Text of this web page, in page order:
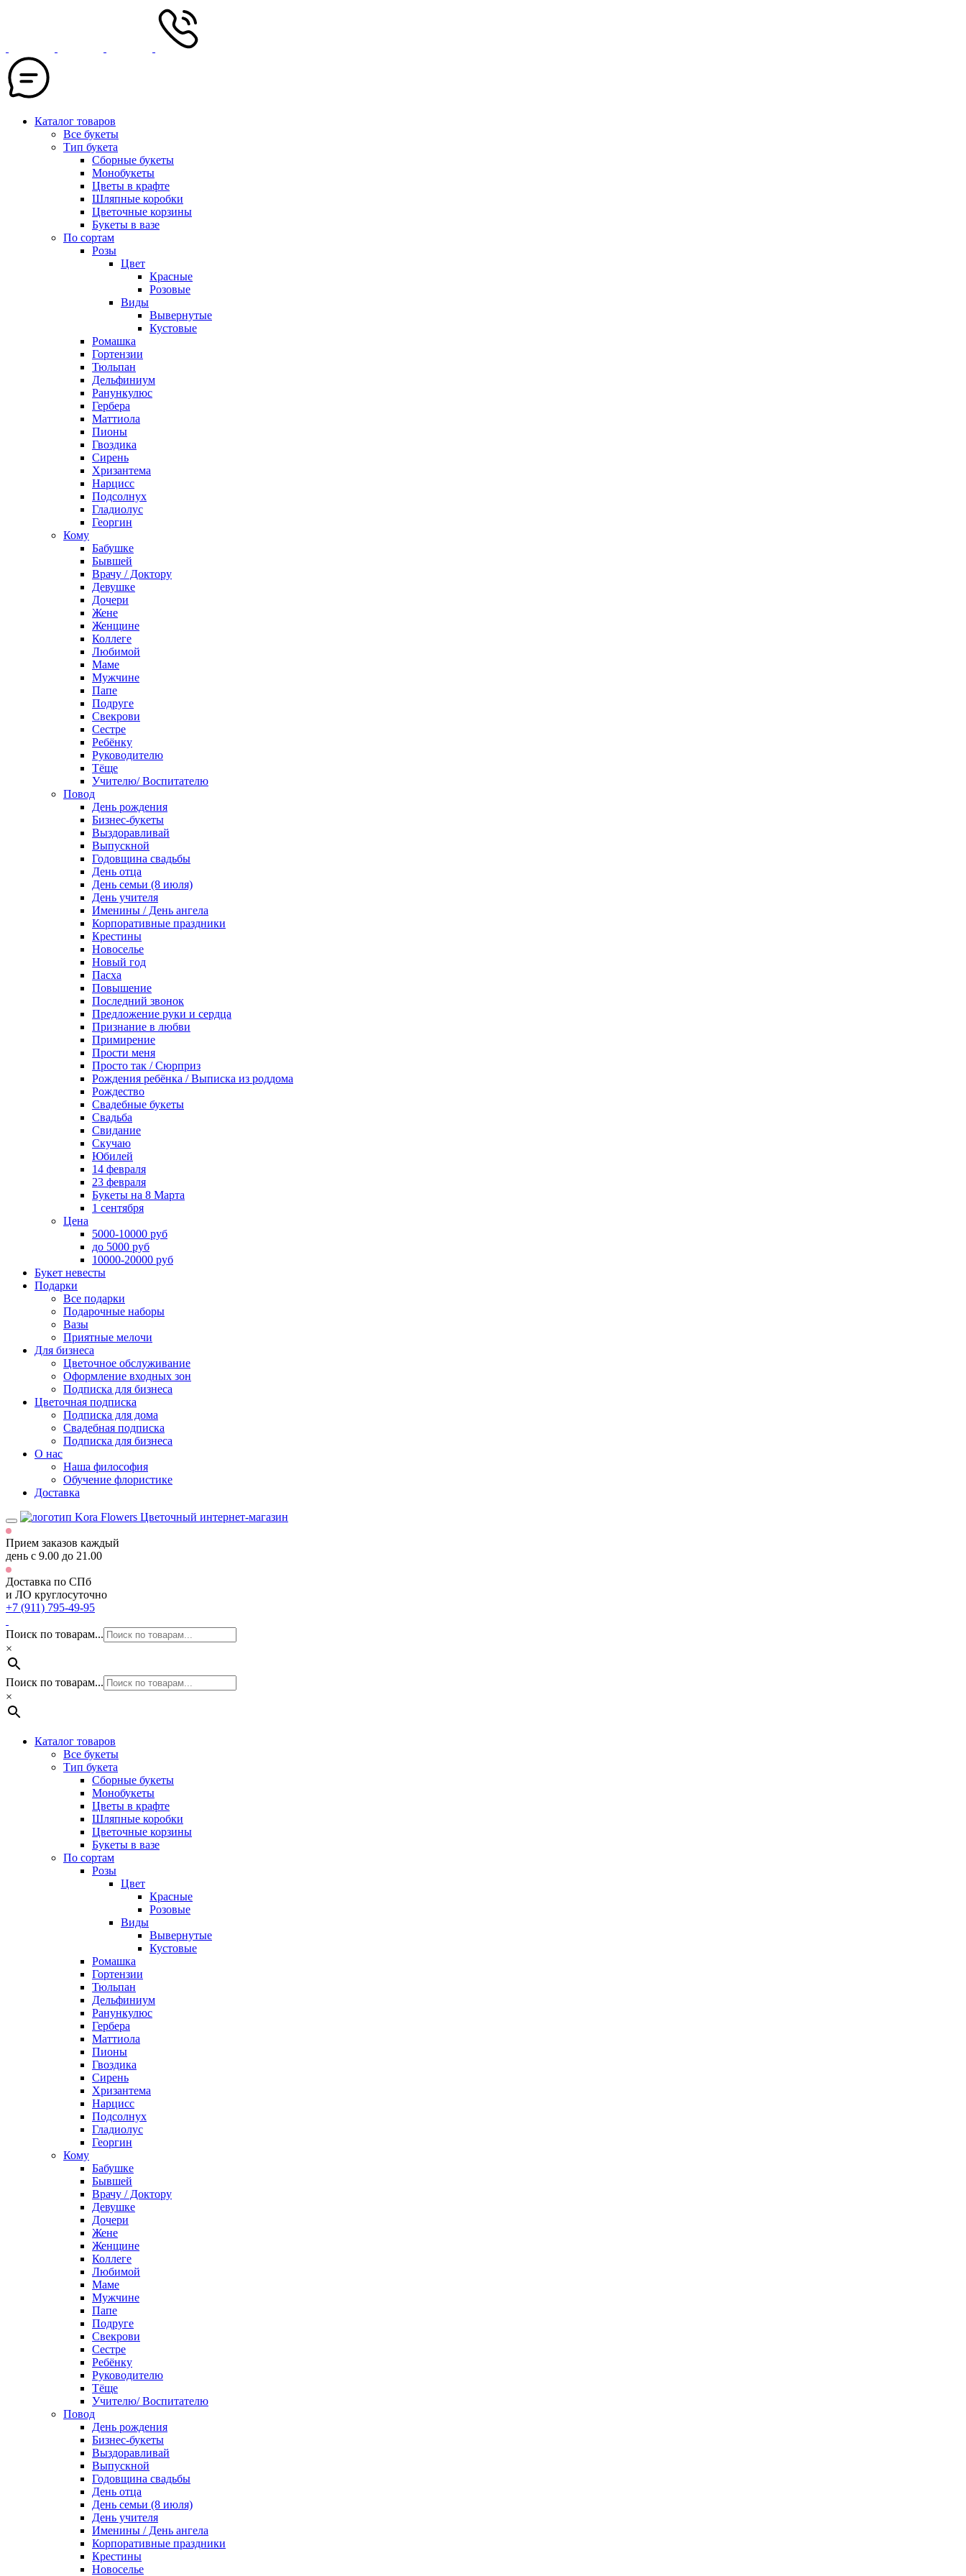
Каталог товаров
Все букеты
Тип букета
Сборные букеты
Монобукеты
Цветы в крафте
Шляпные коробки
Цветочные корзины
Букеты в вазе
По сортам
Розы
Цвет
Красные
Розовые
Виды
Вывернутые
Кустовые
Ромашка
Гортензии
Тюльпан
Дельфиниум
Ранункулюс
Гербера
Маттиола
Пионы
Гвоздика
Сирень
Хризантема
Нарцисс
Подсолнух
Гладиолус
Георгин
Кому
Бабушке
Бывшей
Врачу / Доктору
Девушке
Дочери
Жене
Женщине
Коллеге
Любимой
Маме
Мужчине
Папе
Подруге
Свекрови
Сестре
Ребёнку
Руководителю
Тёще
Учителю/ Воспитателю
Повод
День рождения
Бизнес-букеты
Выздоравливай
Выпускной
Годовщина свадьбы
День отца
День семьи (8 июля)
День учителя
Именины / День ангела
Корпоративные праздники
Крестины
Новоселье
Новый год
Пасха
Повышение
Последний звонок
Предложение руки и сердца
Признание в любви
Примирение
Прости меня
Просто так / Сюрприз
Рождения ребёнка / Выписка из роддома
Рождество
Свадебные букеты
Свадьба
Свидание
Скучаю
Юбилей
14 февраля
23 февраля
Букеты на 8 Марта
1 сентября
Цена
5000-10000 руб
до 5000 руб
10000-20000 руб
Букет невесты
Подарки
Все подарки
Подарочные наборы
Вазы
Приятные мелочи
Для бизнеса
Цветочное обслуживание
Оформление входных зон
Подписка для бизнеса
Цветочная подписка
Подписка для дома
Свадебная подписка
Подписка для бизнеса
О нас
Наша философия
Обучение флористике
Доставка
Цветочный интернет-магазин
Прием заказов каждый
день с 9.00 до 21.00
Доставка по СПб
и ЛО круглосуточно
+7 (911) 795-49-95
Поиск по товарам...
×
Поиск по товарам...
×
Каталог товаров
Все букеты
Тип букета
Сборные букеты
Монобукеты
Цветы в крафте
Шляпные коробки
Цветочные корзины
Букеты в вазе
По сортам
Розы
Цвет
Красные
Розовые
Виды
Вывернутые
Кустовые
Ромашка
Гортензии
Тюльпан
Дельфиниум
Ранункулюс
Гербера
Маттиола
Пионы
Гвоздика
Сирень
Хризантема
Нарцисс
Подсолнух
Гладиолус
Георгин
Кому
Бабушке
Бывшей
Врачу / Доктору
Девушке
Дочери
Жене
Женщине
Коллеге
Любимой
Маме
Мужчине
Папе
Подруге
Свекрови
Сестре
Ребёнку
Руководителю
Тёще
Учителю/ Воспитателю
Повод
День рождения
Бизнес-букеты
Выздоравливай
Выпускной
Годовщина свадьбы
День отца
День семьи (8 июля)
День учителя
Именины / День ангела
Корпоративные праздники
Крестины
Новоселье